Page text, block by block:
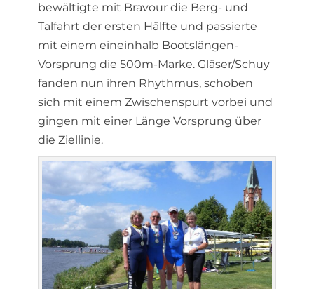
bewältigte mit Bravour die Berg- und
Talfahrt der ersten Hälfte und passierte
mit einem eineinhalb Bootslängen-
Vorsprung die 500m-Marke. Gläser/Schuy
fanden nun ihren Rhythmus, schoben
sich mit einem Zwischenspurt vorbei und
gingen mit einer Länge Vorsprung über
die Ziellinie.